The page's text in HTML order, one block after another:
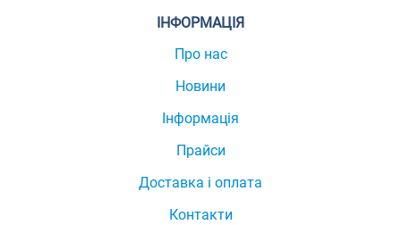
ІНФОРМАЦІЯ
Про нас
Новини
Інформація
Прайси
Доставка і оплата
Контакти